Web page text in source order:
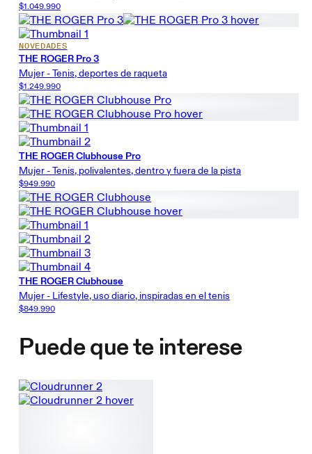
$1.049.990
NOVEDADES
THE ROGER Pro 3
Mujer - Tenis, deportes de raqueta
$1.249.990
THE ROGER Clubhouse Pro
Mujer - Tenis, polivalentes, dentro y fuera de la pista
$949.990
THE ROGER Clubhouse
Mujer - Lifestyle, uso diario, inspiradas en el tenis
$849.990
Puede que te interese